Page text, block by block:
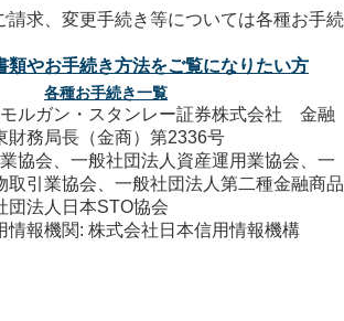
類やお手続き方法をご覧になりたい方
各種お手続き一覧
ルガン・スタンレー証券株式会社 金融
務局長（金商）第2336号
協会、一般社団法人資産運用業協会、一
取引業協会、一般社団法人第二種金融商品
団法人日本STO協会
情報機関: 株式会社日本信用情報機構